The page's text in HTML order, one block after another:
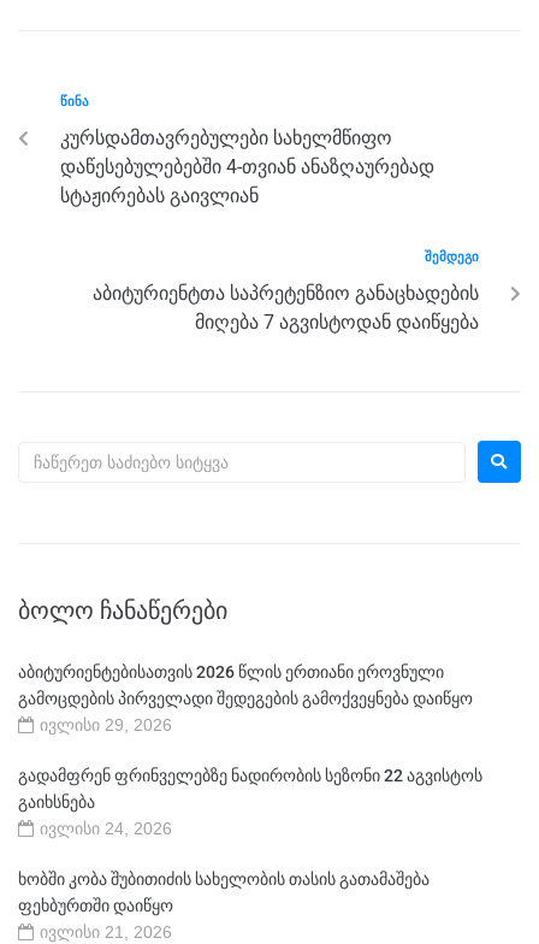
b
o
o
k
g
er
m p
p
ᲬᲘᲜᲐ
კურსდამთავრებულები სახელმწიფო
დაწესებულებებში 4-თვიან ანაზღაურებად
სტაჟირებას გაივლიან
ᲨᲔᲛᲓᲔᲒᲘ
აბიტურიენტთა საპრეტენზიო განაცხადების
მიღება 7 აგვისტოდან დაიწყება
ᲑᲝᲚᲝ ᲩᲐᲜᲐᲬᲔᲠᲔᲑᲘ
აბიტურიენტებისათვის 2026 წლის ერთიანი ეროვნული
გამოცდების პირველადი შედეგების გამოქვეყნება დაიწყო
ივლისი 29, 2026
გადამფრენ ფრინველებზე ნადირობის სეზონი 22 აგვისტოს
გაიხსნება
ივლისი 24, 2026
ხობში კობა შუბითიძის სახელობის თასის გათამაშება
ფეხბურთში დაიწყო
ივლისი 21, 2026